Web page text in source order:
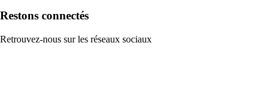
Restons connectés
Retrouvez-nous sur les réseaux sociaux